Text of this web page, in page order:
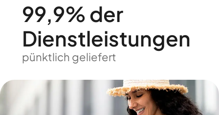
99,9% der
Dienstleistungen
pünktlich geliefert